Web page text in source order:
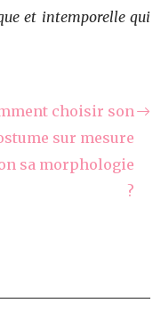
et intemporelle qui
choisir son
sur mesure
sa morphologie
?